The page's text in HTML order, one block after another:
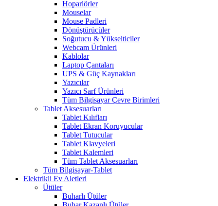
Hoparlörler
Mouselar
Mouse Padleri
Dönüştürücüler
Soğutucu & Yükselticiler
Webcam Ürünleri
Kablolar
Laptop Çantaları
UPS & Güç Kaynakları
Yazıcılar
Yazıcı Sarf Ürünleri
Tüm Bilgisayar Çevre Birimleri
Tablet Aksesuarları
Tablet Kılıfları
Tablet Ekran Koruyucular
Tablet Tutucular
Tablet Klavyeleri
Tablet Kalemleri
Tüm Tablet Aksesuarları
Tüm Bilgisayar-Tablet
Elektrikli Ev Aletleri
Ütüler
Buharlı Ütüler